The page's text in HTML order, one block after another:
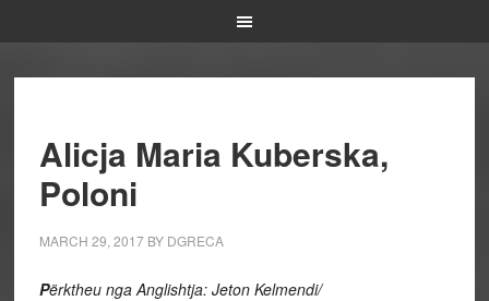
Alicja Maria Kuberska,
Poloni
MARCH 29, 2017BY DGRECA
Përktheu nga Anglishtja: Jeton Kelmendi/